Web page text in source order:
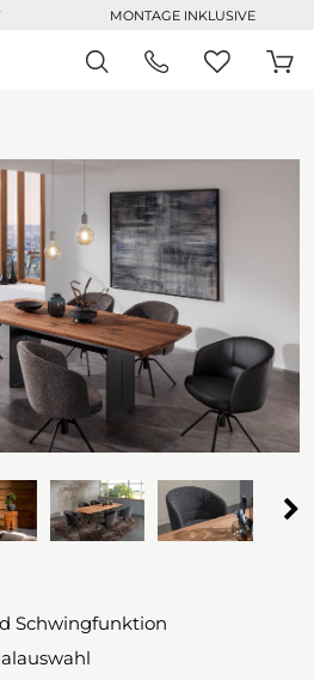
MONTAGE INKLUSIVE
Schwingfunktion